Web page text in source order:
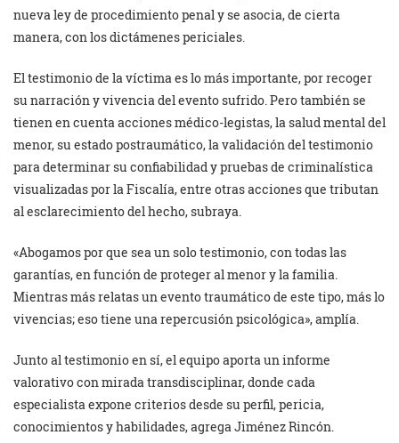
nueva ley de procedimiento penal y se asocia, de cierta
manera, con los dictámenes periciales.
El testimonio de la víctima es lo más importante, por recoger
su narración y vivencia del evento sufrido. Pero también se
tienen en cuenta acciones médico-legistas, la salud mental del
menor, su estado postraumático, la validación del testimonio
para determinar su confiabilidad y pruebas de criminalística
visualizadas por la Fiscalía, entre otras acciones que tributan
al esclarecimiento del hecho, subraya.
«Abogamos por que sea un solo testimonio, con todas las
garantías, en función de proteger al menor y la familia.
Mientras más relatas un evento traumático de este tipo, más lo
vivencias; eso tiene una repercusión psicológica», amplía.
Junto al testimonio en sí, el equipo aporta un informe
valorativo con mirada transdisciplinar, donde cada
especialista expone criterios desde su perfil, pericia,
conocimientos y habilidades, agrega Jiménez Rincón.